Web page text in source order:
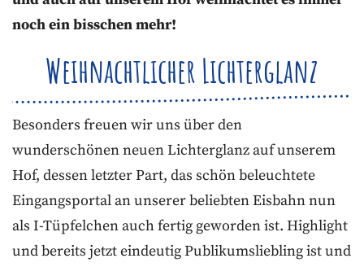
noch ein bisschen mehr!
Weihnachtlicher Lichterglanz
Besonders freuen wir uns über den
wunderschönen neuen Lichterglanz auf unserem
Hof, dessen letzter Part, das schön beleuchtete
Eingangsportal an unserer beliebten Eisbahn nun
als I-Tüpfelchen auch fertig geworden ist. Highlight
und bereits jetzt eindeutig Publikumsliebling ist und